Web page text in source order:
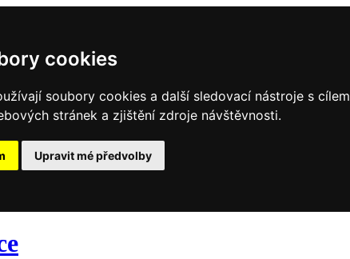
cookies
soubory cookies a další sledovací nástroje s
stránek a zjištění zdroje návštěvnosti.
Upravit mé předvolby